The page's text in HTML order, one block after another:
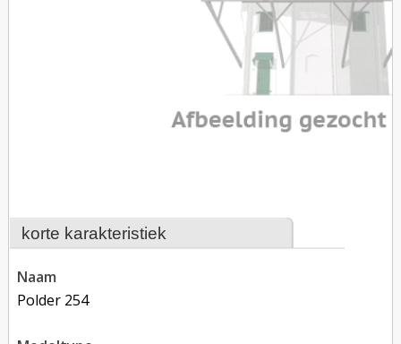
korte karakteristiek
naam
Polder 254